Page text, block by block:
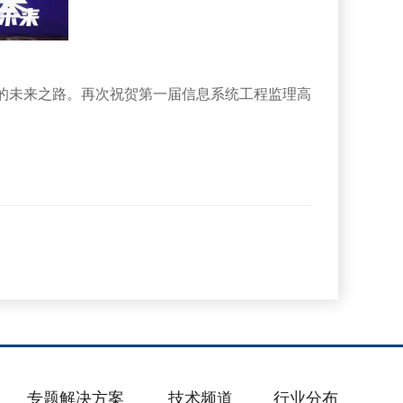
来之路。再次祝贺第一届信息系统工程监理高
专题解决方案 技术频道 行业分布